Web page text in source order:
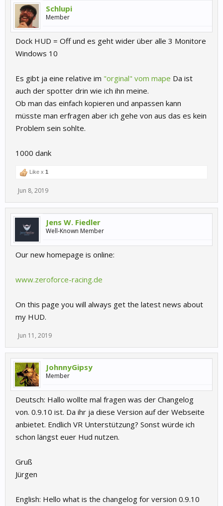
Schlupi
Member
Dock HUD = Off und es geht wider über alle 3 Monitore
Windows 10
Es gibt ja eine relative im "orginal" vom mape Da ist
auch der spotter drin wie ich ihn meine.
Ob man das einfach kopieren und anpassen kann
müsste man erfragen aber ich gehe von aus das es kein
Problem sein sohlte.
1000 dank
Like x 1
Jun 8, 2019
Jens W. Fiedler
Well-Known Member
Our new homepage is online:
www.zeroforce-racing.de
On this page you will always get the latest news about
my HUD.
Jun 11, 2019
JohnnyGipsy
Member
Deutsch: Hallo wollte mal fragen was der Changelog
von. 0.9.10 ist. Da ihr ja diese Version auf der Webseite
anbietet. Endlich VR Unterstützung? Sonst würde ich
schon längst euer Hud nutzen.
Gruß
Jürgen
English: Hello what is the changelog for version 0.9.10